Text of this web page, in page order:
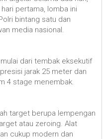
pertama, lomba ini
bintang satu dan
media nasional.
dari tembak eksekutif
jarak 25 meter dan
4 stage menembak.
target berupa lempengan
atau zeroing. Alat
cukup modern dan